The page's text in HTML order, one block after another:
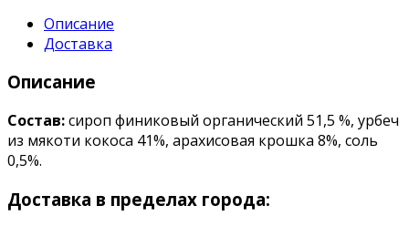
Описание
Доставка
Описание
Состав:сироп финиковый органический 51,5 %, урбеч
из мякоти кокоса 41%, арахисовая крошка 8%, соль
0,5%.
Доставка в пределах города: